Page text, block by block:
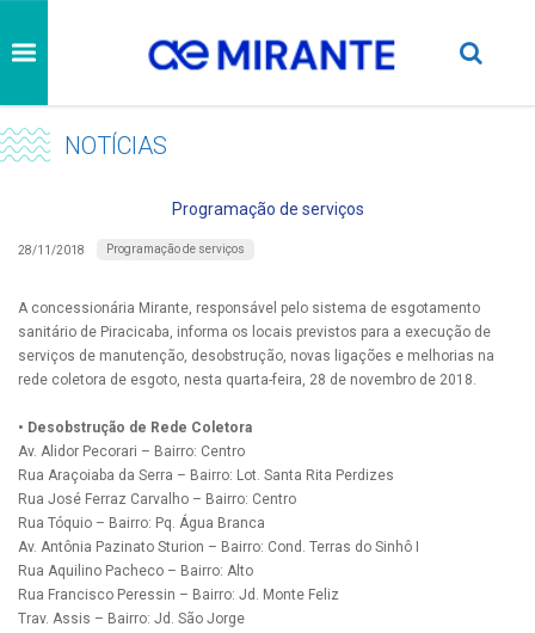
NOTÍCIAS
Programação de serviços
28/11/2018 Programação de serviços
A concessionária Mirante, responsável pelo sistema de esgotamento
sanitário de Piracicaba, informa os locais previstos para a execução de
serviços de manutenção, desobstrução, novas ligações e melhorias na
rede coletora de esgoto, nesta quarta-feira, 28 de novembro de 2018.
• Desobstrução de Rede Coletora
Av. Alidor Pecorari – Bairro: Centro
Rua Araçoiaba da Serra – Bairro: Lot. Santa Rita Perdizes
Rua José Ferraz Carvalho – Bairro: Centro
Rua Tóquio – Bairro: Pq. Água Branca
Av. Antônia Pazinato Sturion – Bairro: Cond. Terras do Sinhô I
Rua Aquilino Pacheco – Bairro: Alto
Rua Francisco Peressin – Bairro: Jd. Monte Feliz
Trav. Assis – Bairro: Jd. São Jorge